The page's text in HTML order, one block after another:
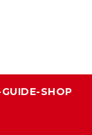
SHOP